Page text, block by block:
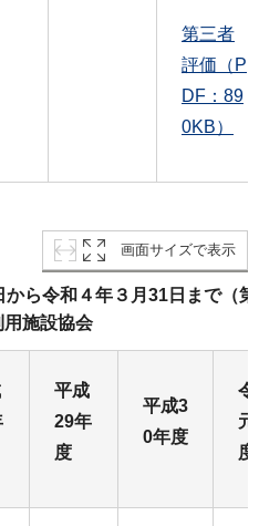
第三者
評価（P
DF：89
0KB）
画面サイズで表示
から令和４年３月31日まで（
施設協会
平成
29年
度
平成3
0年度
令
度